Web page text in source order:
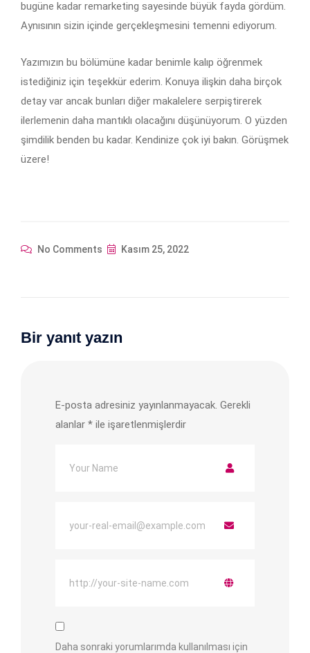
bugüne kadar remarketing sayesinde büyük fayda gördüm.
Aynısının sizin içinde gerçekleşmesini temenni ediyorum.
Yazımızın bu bölümüne kadar benimle kalıp öğrenmek
istediğiniz için teşekkür ederim. Konuya ilişkin daha birçok
detay var ancak bunları diğer makalelere serpiştirerek
ilerlemenin daha mantıklı olacağını düşünüyorum. O yüzden
şimdilik benden bu kadar. Kendinize çok iyi bakın. Görüşmek
üzere!
No Comments Kasım 25, 2022
Bir yanıt yazın
E-posta adresiniz yayınlanmayacak. Gerekli
alanlar * ile işaretlenmişlerdir
Daha sonraki yorumlarımda kullanılması için